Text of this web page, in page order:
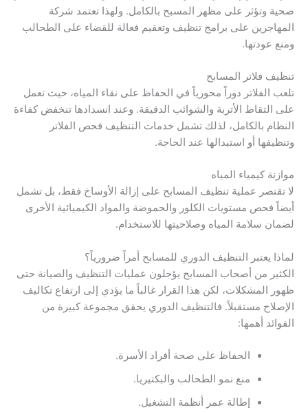
صحية وتؤثر على مظهر المسبح بالكامل. ولهذا تعتمد شركة
المهاجرين على برامج تنظيف وتعقيم فعالة للقضاء على الطحالب
ومنع عودتها.
تنظيف فلاتر المسابح
تلعب الفلاتر دوراً محورياً في الحفاظ على نقاء المياه، حيث تعمل
على التقاط الأتربة والشوائب الدقيقة. وعند انسدادها تنخفض كفاءة
النظام بالكامل، لذلك تشمل خدمات التنظيف فحص الفلاتر
وتنظيفها أو استبدالها عند الحاجة.
موازنة كيمياء المياه
لا تقتصر عملية تنظيف المسابح على إزالة الأوساخ فقط، بل تشمل
أيضاً فحص مستويات الكلور والحموضة والمواد الكيميائية الأخرى
لضمان سلامة المياه وصلاحيتها للاستخدام.
لماذا يعتبر التنظيف الدوري للمسابح أمراً ضرورياً؟
الكثير من أصحاب المسابح يؤجلون عمليات التنظيف والصيانة حتى
ظهور المشكلات، لكن هذا القرار غالباً ما يؤدي إلى ارتفاع تكاليف
الإصلاح مستقبلاً. فالتنظيف الدوري يحقق مجموعة كبيرة من
الفوائد أهمها:
الحفاظ على صحة أفراد الأسرة.
منع نمو الطحالب والبكتيريا.
إطالة عمر أنظمة التشغيل.